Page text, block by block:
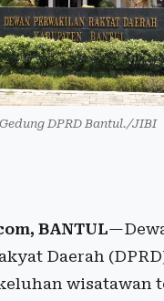
Gedung DPRD Bantul./JIBI
BANTUL
Daerah
wisatawan